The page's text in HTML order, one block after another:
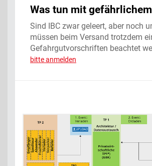
Was tun mit
Sind IBC zwar geleert, aber noch
müssen beim Versand trotzdem
Gefahrgutvorschriften beachtet
bitte anmelden